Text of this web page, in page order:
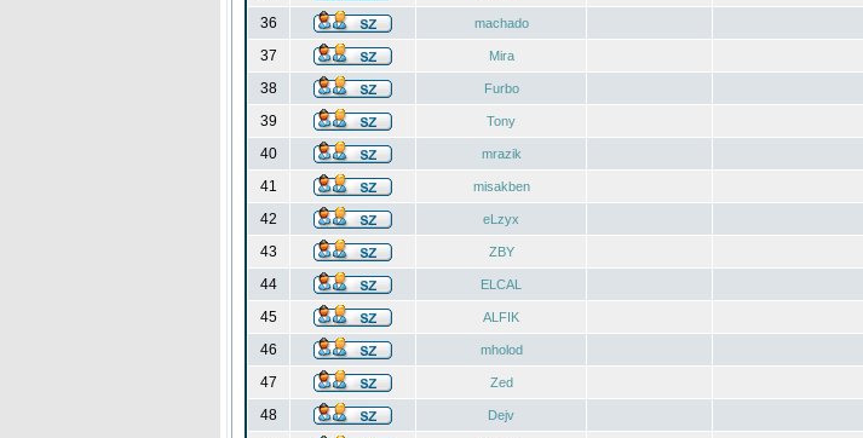
36
machado
37
Mira
38
Furbo
39
Tony
40
mrazik
41
misakben
42
eLzyx
43
ZBY
44
ELCAL
45
ALFIK
46
mholod
47
Zed
48
Dejv